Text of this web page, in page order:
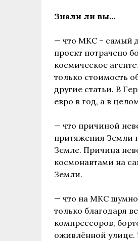
Знали ли вы…
— что МКС – самый
проект потрачено
космическое
только стоимость
другие статьи. В
евро в год, а в
— что причиной
притяжения Земли
Земле. Причина
космонавтами на
Земли.
— что на МКС шумно
только благодаря
компрессоров,
оживлённой улице.